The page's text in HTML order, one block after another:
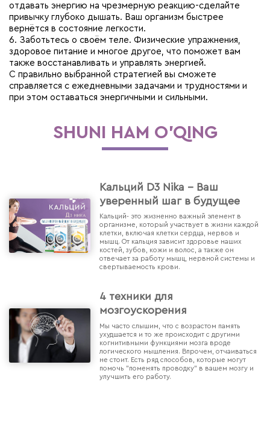
отдавать энергию на чрезмерную реакцию-сделайте
привычку глубоко дышать. Ваш организм быстрее
вернётся в состояние легкости.
6. Заботьтесь о своём теле. Физические упражнения,
здоровое питание и многое другое, что поможет вам
также восстанавливать и управлять энергией.
С правильно выбранной стратегией вы сможете
справляется с ежедневными задачами и трудностями и
при этом оставаться энергичными и сильными.
SHUNI HAM O'QING
Кальций D3 Nika - Ваш
уверенный шаг в будущее
Кальций- это жизненно важный элемент в
организме, который участвует в жизни каждой
клетки, включая клетки сердца, нервов и
мышц. От кальция зависит здоровье наших
костей, зубов, кожи и волос, а также он
отвечает за работу мышц, нервной системы и
свертываемость крови.
4 техники для
мозгоускорения
Мы часто слышим, что с возрастом память
ухудшается и то же происходит с другими
когнитивными функциями мозга вроде
логического мышления. Впрочем, отчаиваться
не стоит. Есть ряд способов, которые могут
помочь "поменять проводку" в вашем мозгу и
улучшить его работу.